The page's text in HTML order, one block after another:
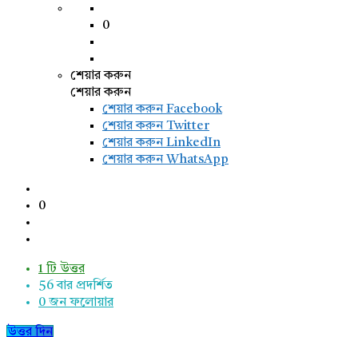
0
শেয়ার করুন
শেয়ার করুন
শেয়ার করুনFacebook
শেয়ার করুন Twitter
শেয়ার করুন LinkedIn
শেয়ার করুন WhatsApp
0
1 টি উত্তর
56বার প্রদর্শিত
0 জন ফলোয়ার
উত্তর দিন